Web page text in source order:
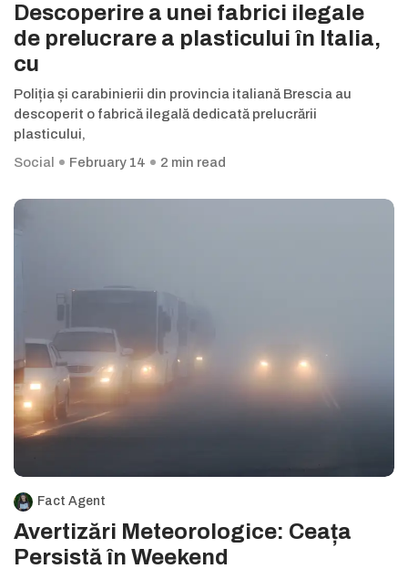
Descoperire a unei fabrici ilegale
de prelucrare a plasticului în Italia,
cu
Poliția și carabinierii din provincia italiană Brescia au
descoperit o fabrică ilegală dedicată prelucrării
plasticului,
Social
February 14 2 min read
Fact Agent
Avertizări Meteorologice: Ceața
Persistă în Weekend